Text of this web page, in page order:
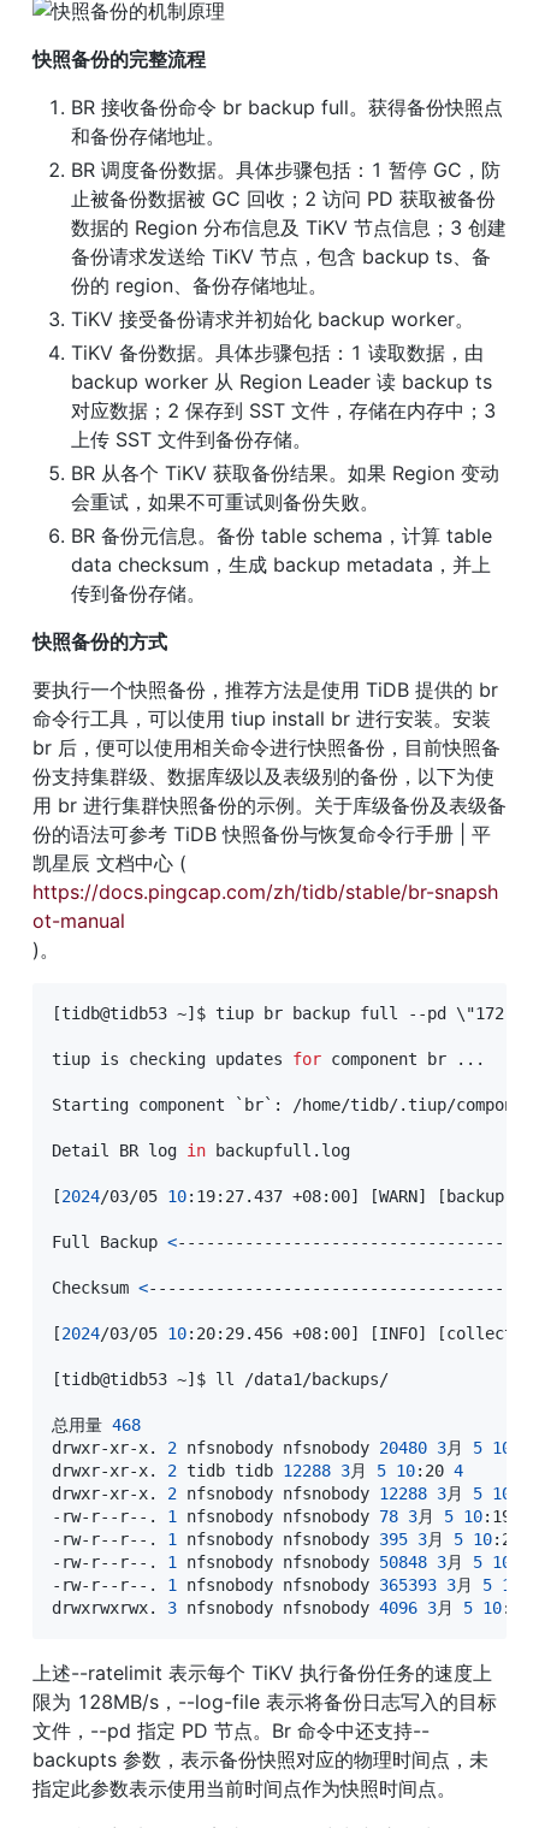
快照备份的完整流程
BR 接收备份命令 br backup full。获得备份快照点
和备份存储地址。
BR 调度备份数据。具体步骤包括：1 暂停 GC，防
止被备份数据被 GC 回收；2 访问 PD 获取被备份
数据的 Region 分布信息及 TiKV 节点信息；3 创建
备份请求发送给 TiKV 节点，包含 backup ts、备
份的 region、备份存储地址。
TiKV 接受备份请求并初始化 backup worker。
TiKV 备份数据。具体步骤包括：1 读取数据，由
backup worker 从 Region Leader 读 backup ts
对应数据；2 保存到 SST 文件，存储在内存中；3
上传 SST 文件到备份存储。
BR 从各个 TiKV 获取备份结果。如果 Region 变动
会重试，如果不可重试则备份失败。
BR 备份元信息。备份 table schema，计算 table
data checksum，生成 backup metadata，并上
传到备份存储。
快照备份的方式
要执行一个快照备份，推荐方法是使用 TiDB 提供的 br
命令行工具，可以使用 tiup install br 进行安装。安装
br 后，便可以使用相关命令进行快照备份，目前快照备
份支持集群级、数据库级以及表级别的备份，以下为使
用 br 进行集群快照备份的示例。关于库级备份及表级备
份的语法可参考 TiDB 快照备份与恢复命令行手册 | 平
凯星辰 文档中心 (
https://docs.pingcap.com/zh/tidb/stable/br-snapsh
ot-manual
)。
[tidb@tidb53 ~] $ tiup br backup full --pd \
tiup is checking updates for component br .. .
Starting component ` br` : /home/tidb/.tiup/
Detail BR log in backupfull.log
[2024/03/05 10:19:27.437 +08:00] [WARN] [
Full Backup <
Checksum <
[2024/03/05 10:20:29.456 +08:00] [INFO] [
[tidb@tidb53 ~] $ ll /data1/backups/
总用量 468
drwxr-xr-x. 2 nfsnobody nfsnobody 20480 3月 5 10
drwxr-xr-x. 2 tidb tidb 12288 3月 5 10:20 4
drwxr-xr-x. 2 nfsnobody nfsnobody 12288 3月 5 10
-rw-r--r--. 1 nfsnobody nfsnobody 78 3月 5 10:19
-rw-r--r--. 1 nfsnobody nfsnobody 395 3月 5 10:20
-rw-r--r--. 1 nfsnobody nfsnobody 50848 3月 5 10
-rw-r--r--. 1 nfsnobody nfsnobody 365393 3月 5 10
drwxrwxrwx. 3 nfsnobody nfsnobody 4096 3月 5 10:19
上述--ratelimit 表示每个 TiKV 执行备份任务的速度上
限为 128MB/s，--log-file 表示将备份日志写入的目标
文件，--pd 指定 PD 节点。Br 命令中还支持--
backupts 参数，表示备份快照对应的物理时间点，未
指定此参数表示使用当前时间点作为快照时间点。